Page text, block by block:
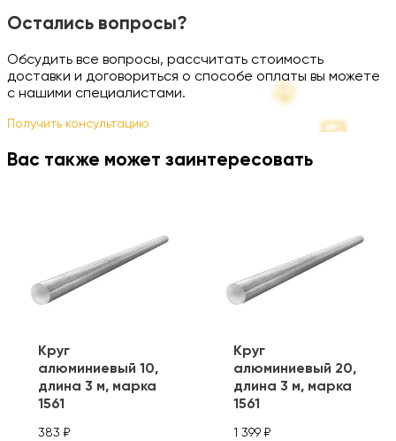
Остались вопросы?
Обсудить все вопросы, рассчитать стоимость
доставки и договориться о способе оплаты вы можете
с нашими специалистами.
Получить консультацию
Вас также может заинтересовать
Круг
алюминиевый 10,
длина 3 м, марка
1561
383 ₽
Круг
алюминиевый 20,
длина 3 м, марка
1561
1 399 ₽